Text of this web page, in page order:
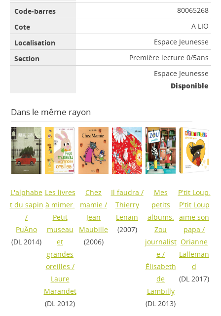
80065268
A LIO
Espace Jeunesse
Première lecture 0/5ans
Espace Jeunesse
Disponible
Dans le même rayon
L'alphabe
t du sapin
/
PuÄno
(DL 2014)
Les livres
à mimer.
Petit
museau
et
grandes
oreilles /
Laure
Marandet
(DL 2012)
Chez
mamie /
Jean
Maubille
(2006)
Il faudra /
Thierry
Lenain
(2007)
Mes
petits
albums.
Zou
journalist
e /
Élisabeth
de
Lambilly
(DL 2013)
P'tit Loup.
P'tit Loup
aime son
papa /
Orianne
Lalleman
d
(DL 2017)